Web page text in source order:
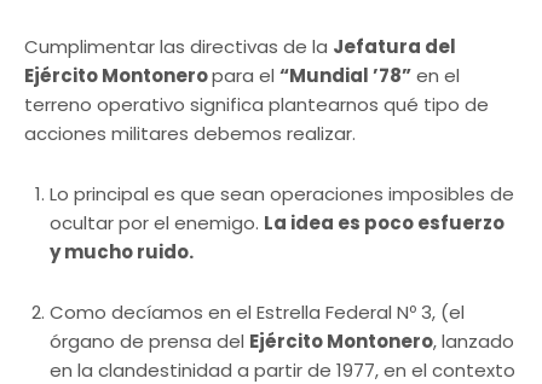
Cumplimentar las directivas de la Jefatura del
Ejército Montoneropara el “Mundial ’78”en el
terreno operativo significa plantearnos qué tipo de
acciones militares debemos realizar.
Lo principal es que sean operaciones imposibles de
ocultar por el enemigo. La idea es poco esfuerzo
y mucho ruido.
Como decíamos en el Estrella Federal Nº 3, (el
órgano de prensa del Ejército Montonero, lanzado
en la clandestinidad a partir de 1977, en el contexto